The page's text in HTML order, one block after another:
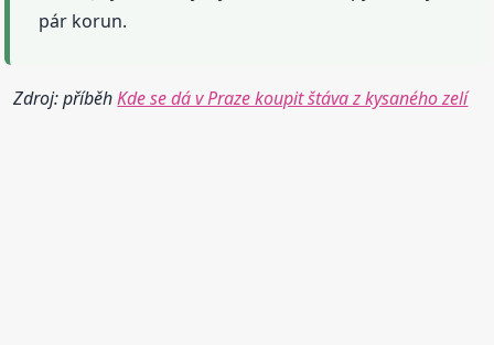
pár korun.
Zdroj: příběhKde se dá v Praze koupit štáva z kysaného zelí